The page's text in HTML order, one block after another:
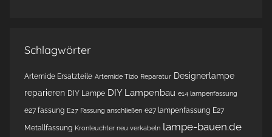
Schlagwörter
Artemide Ersatzteile Artemide Tizio Reparatur Designerlampe
reparieren DIY Lampe DIY Lampenbau e14 lampenfassung
e27 fassung E27 Fassung anschließen e27 lampenfassung E27
Metallfassung Kronleuchter neu verkabeln lampe-bauen.de